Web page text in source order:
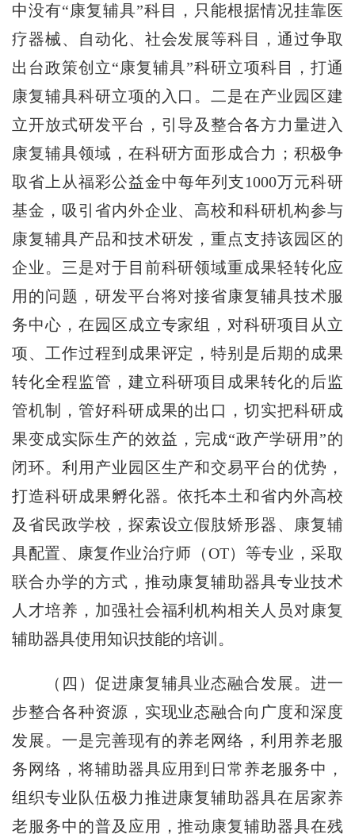
中没有“康复辅具”科目，只能根据情况挂靠医
疗器械、自动化、社会发展等科目，通过争取
出台政策创立“康复辅具”科研立项科目，打通
康复辅具科研立项的入口。二是在产业园区建
立开放式研发平台，引导及整合各方力量进入
康复辅具领域，在科研方面形成合力；积极争
取省上从福彩公益金中每年列支1000万元科研
基金，吸引省内外企业、高校和科研机构参与
康复辅具产品和技术研发，重点支持该园区的
企业。三是对于目前科研领域重成果轻转化应
用的问题，研发平台将对接省康复辅具技术服
务中心，在园区成立专家组，对科研项目从立
项、工作过程到成果评定，特别是后期的成果
转化全程监管，建立科研项目成果转化的后监
管机制，管好科研成果的出口，切实把科研成
果变成实际生产的效益，完成“政产学研用”的
闭环。利用产业园区生产和交易平台的优势，
打造科研成果孵化器。依托本土和省内外高校
及省民政学校，探索设立假肢矫形器、康复辅
具配置、康复作业治疗师（OT）等专业，采取
联合办学的方式，推动康复辅助器具专业技术
人才培养，加强社会福利机构相关人员对康复
辅助器具使用知识技能的培训。
（四）促进康复辅具业态融合发展。进一
步整合各种资源，实现业态融合向广度和深度
发展。一是完善现有的养老网络，利用养老服
务网络，将辅助器具应用到日常养老服务中，
组织专业队伍极力推进康复辅助器具在居家养
老服务中的普及应用，推动康复辅助器具在残